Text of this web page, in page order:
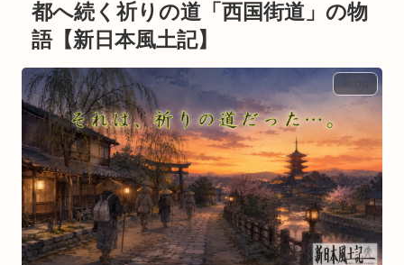
都へ続く祈りの道「西国街道」の物
語【新日本風土記】